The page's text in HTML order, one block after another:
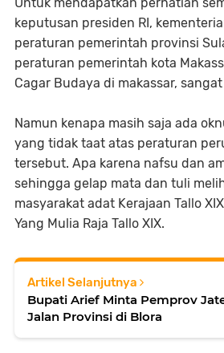
Untuk mendapatkan perhatian
keputusan presiden RI,
peraturan pemerintah provinsi
peraturan pemerintah kota
Cagar Budaya di makassar,
Namun kenapa masih saja ada
yang tidak taat atas peraturan
tersebut. Apa karena nafsu dan
sehingga gelap mata dan tuli
masyarakat adat Kerajaan Tallo
Yang Mulia Raja Tallo XIX.
Artikel Selanjutnya
Bupati Arief Minta Pemprov
Jalan Provinsi di Blora